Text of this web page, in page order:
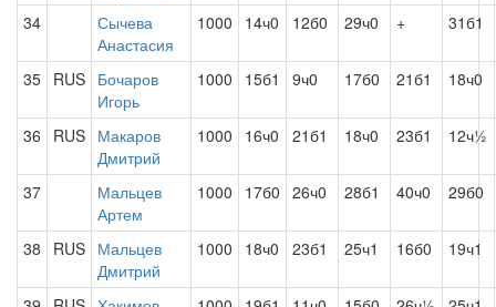
34
Сычева
Анастасия
1000 14ч0 12б0 29ч0 + 31б1
35 RUS Бочаров
Игорь
1000 15б1 9ч0 17б0 21б1 18ч0
36 RUS Макаров
Дмитрий
1000 16ч0 21б1 18ч0 23б1 12ч½
37
Мальцев
Артем
1000 17б0 26ч0 28б1 40ч0 29б0
38 RUS Мальцев
Дмитрий
1000 18ч0 23б1 25ч1 16б0 19ч1